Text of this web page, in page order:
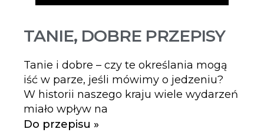
TANIE, DOBRE PRZEPISY
Tanie i dobre – czy te określania mogą
iść w parze, jeśli mówimy o jedzeniu?
W historii naszego kraju wiele wydarzeń
miało wpływ na
Do przepisu »